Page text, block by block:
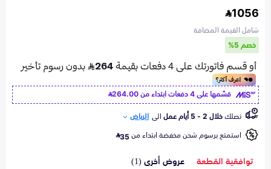
1056
شامل القيمة المضافة
خصم 5%
قسّمها على 4 دفعات ابتداء من
264.00
تصلكخلال 2 - 5 أيام عمل الى الرياض
استمتع برسوم شحن مخفضة ابتداء من35
توافقية القطعة عروض أخرى (1)